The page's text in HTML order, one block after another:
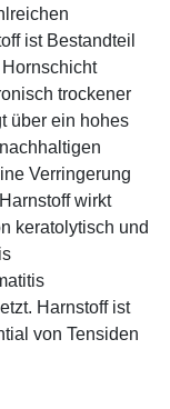
ist Bestandteil
trockener
über ein hohes
Verringerung
wirkt
keratolytisch und
Harnstoff ist
von Tensiden